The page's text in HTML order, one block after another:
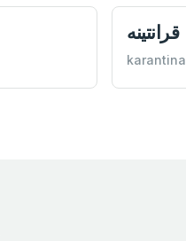
قرانتينه
karantina